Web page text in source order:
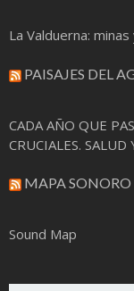
La Valduerna:
PAISAJES DEL
CADA AÑO QUE
CRUCIALES.
MAPA
Sound Map